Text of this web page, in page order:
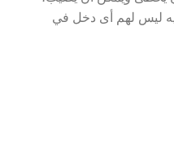
ليس لهم أى دخل في